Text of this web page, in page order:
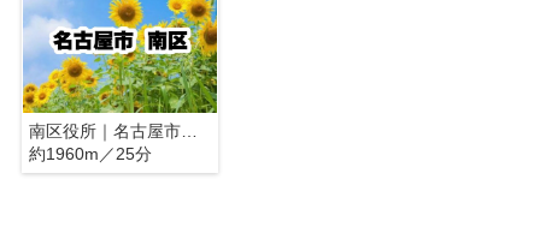
南区役所｜名古屋市南区
約1960m／25分